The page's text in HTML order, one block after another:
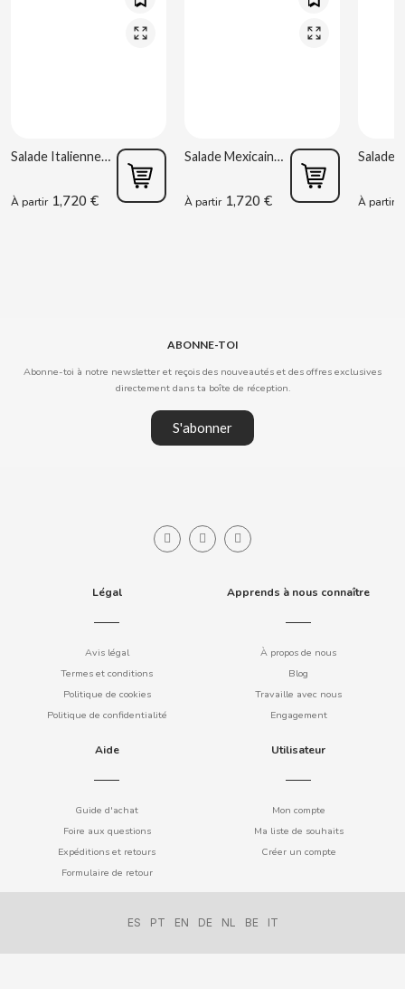
CONTROL
COOKIE POP & CANDY POP
DANONE
DISTRIBUCIÓN MAYORISTA
DODOT
DON SIMON
Salade Italienne 220 g Rianxeira
À partir1,720 €
Salade Mexicaine 220 g Rianxeira
À partir1,720 € À partir
ABONNE-TOI
Abonne-toi à notre newsletter et reçois des nouveautés et des offres exclusives
directement dans ta boîte de réception.
S'abonner
Légal
Avis légal
Termes et conditions
Politique de cookies
Politique de confidentialité
Apprends à nous connaître
À propos de nous
Blog
Travaille avec nous
Engagement
Aide
Guide d'achat
Foire aux questions
Expéditions et retours
Formulaire de retour
Utilisateur
Mon compte
Ma liste de souhaits
Créer un compte
ES PT EN DE NL BE IT